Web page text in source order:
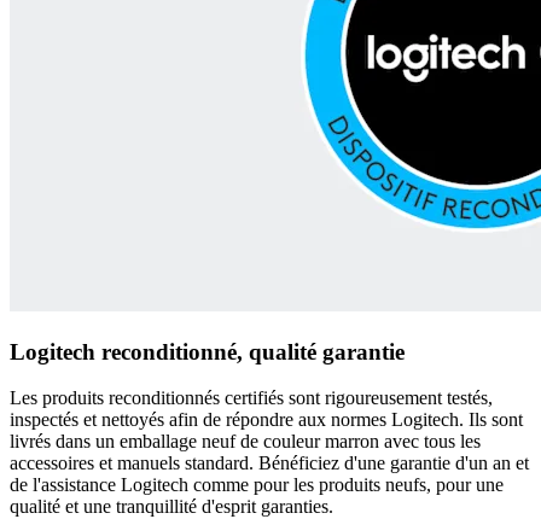
Logitech reconditionné, qualité garantie
Les produits reconditionnés certifiés sont rigoureusement testés,
inspectés et nettoyés afin de répondre aux normes Logitech. Ils sont
livrés dans un emballage neuf de couleur marron avec tous les
accessoires et manuels standard. Bénéficiez d'une garantie d'un an et
de l'assistance Logitech comme pour les produits neufs, pour une
qualité et une tranquillité d'esprit garanties.